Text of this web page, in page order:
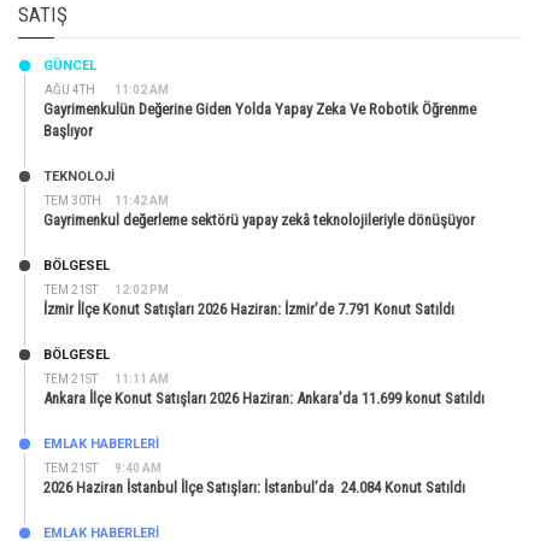
SATIŞ
AĞU 4TH 11:02 AM
GÜNCEL
Gayrimenkulün Değerine Giden Yolda Yapay Zeka Ve Robotik Öğrenme
Başlıyor
TEM 30TH 11:42 AM
TEKNOLOJİ
Gayrimenkul değerleme sektörü yapay zekâ teknolojileriyle dönüşüyor
TEM 21ST 12:02 PM
BÖLGESEL
İzmir İlçe Konut Satışları 2026 Haziran: İzmir’de 7.791 Konut Satıldı
TEM 21ST 11:11 AM
BÖLGESEL
Ankara İlçe Konut Satışları 2026 Haziran: Ankara’da 11.699 konut Satıldı
TEM 21ST 9:40 AM
EMLAK HABERLERI
2026 Haziran İstanbul İlçe Satışları: İstanbul’da 24.084 Konut Satıldı
EMLAK HABERLERI